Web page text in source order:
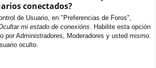
conectados?
de Usuario, en "Preferencias de Foros",
mi estado de conexións. Habilite esta opción
por Administradores, Moderadores y usted mismo.
oculto.